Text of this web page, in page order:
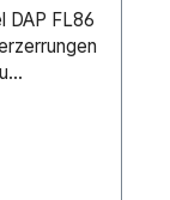
DAP FL86